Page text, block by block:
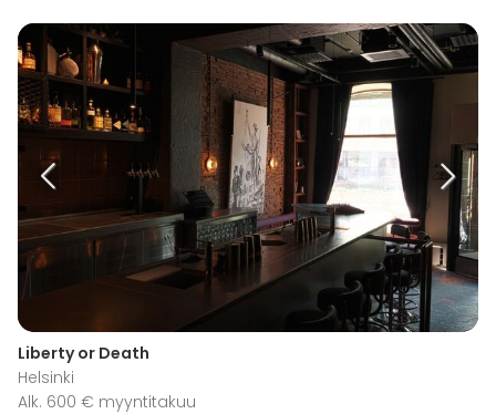
Liberty or Death
Helsinki
Alk. 600 € myyntitakuu